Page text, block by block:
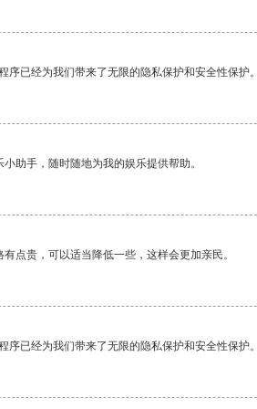
序已经为我们带来了无限的隐私保护和安全性保护
助手，随时随地为我的娱乐提供帮助。
点贵，可以适当降低一些，这样会更加亲民。
序已经为我们带来了无限的隐私保护和安全性保护